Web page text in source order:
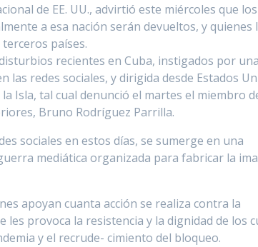
de EE. UU., advirtió este miércoles que los
a esa nación serán devueltos, y quienes
países.
recientes en Cuba, instigados por una
redes sociales, y dirigida desde Estados
Isla, tal cual denunció el martes el miembro
Bruno Rodríguez Parrilla.
sociales en estos días, se sumerge en una
mediática organizada para fabricar la
apoyan cuanta acción se realiza contra la
provoca la resistencia y la dignidad de los
y el recrude- cimiento del bloqueo.